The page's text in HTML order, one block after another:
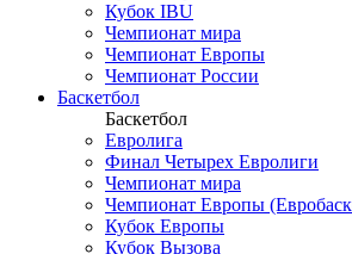
Кубок IBU
Чемпионат мира
Чемпионат Европы
Чемпионат России
Баскетбол
Баскетбол
Евролига
Финал Четырех Евролиги
Чемпионат мира
Чемпионат Европы
Кубок Европы
Кубок Вызова